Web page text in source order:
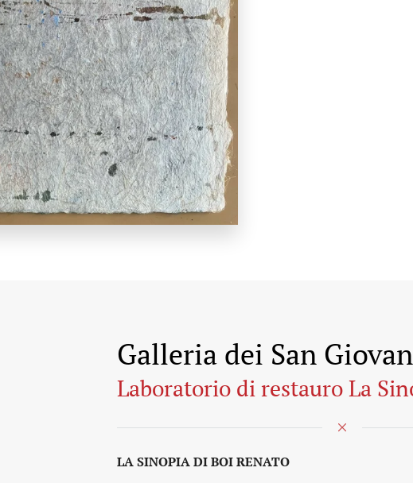
Galleria dei San
Laboratorio di restauro La
LA SINOPIA DI BOI RENATO